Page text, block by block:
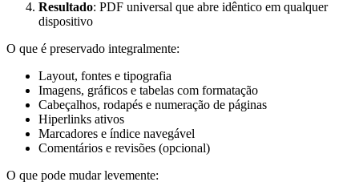
Resultado: PDF universal que abre idêntico em qualquer
dispositivo
O que é preservado integralmente:
Layout, fontes e tipografia
Imagens, gráficos e tabelas com formatação
Cabeçalhos, rodapés e numeração de páginas
Hiperlinks ativos
Marcadores e índice navegável
Comentários e revisões (opcional)
O que pode mudar levemente: